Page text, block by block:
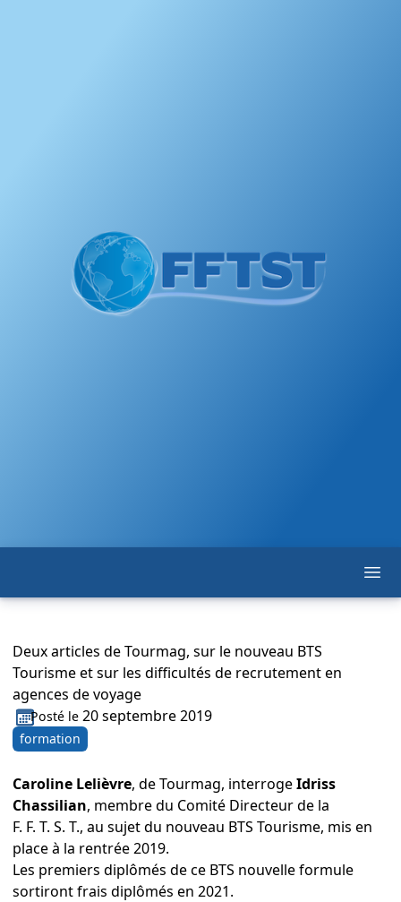
Deux articles de Tourmag, sur le nouveau BTS
Tourisme et sur les difficultés de recrutement en
agences de voyage
Posté le 20 septembre 2019
formation
Caroline Lelièvre, deTourmag, interrogeIdriss
Chassilian, membre du Comité Directeur de la
F. F. T. S. T., au sujet du nouveau BTS Tourisme, mis en
place à la rentrée 2019.
Les premiers diplômés de ce BTS nouvelle formule
sortiront frais diplômés en 2021.